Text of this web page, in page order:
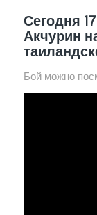
Сегодня
Акчурин
Бой можно